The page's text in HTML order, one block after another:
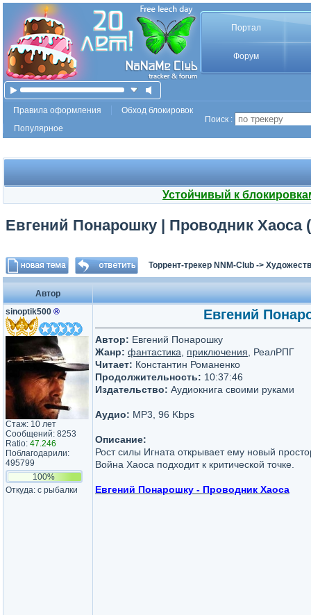
Портал
Форум
Правила оформления
Обход блокировок
Популярное
Поиск :
Устойчивый к
Евгений Понарошку | Проводник Хаоса
Торрент-трекер NNM-Club ->
Автор
sinoptik500 ®
Стаж: 10 лет
Сообщений: 8253
Ratio: 47.246
Поблагодарили:
495799
100%
Откуда: с рыбалки
Евгений
Автор: Евгений Понарошку
Жанр: фантастика приключения , РеалРПГ
Читает: Константин Романенко
Продолжительность: 10:37:46
Издательство: Аудиокнига своими руками
Аудио: MP3, 96 Kbps
Описание:
Рост силы Игната открывает ему новый
Война Хаоса подходит к критической точке.
Евгений Понарошку - Проводник Хаоса